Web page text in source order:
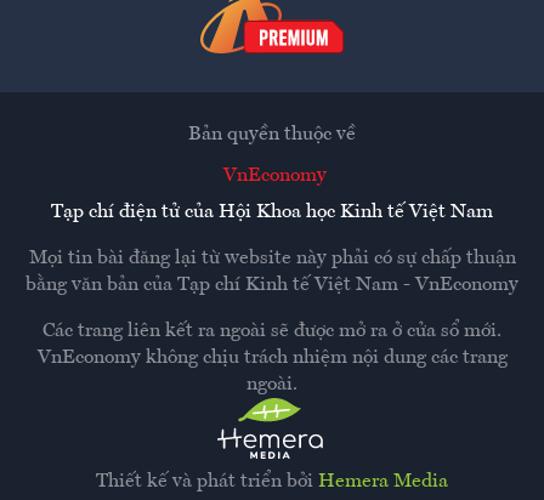
Thiết kế và phát triển bởi Hemera Media
Bản quyền thuộc về
VnEconomy
Tạp chí điện tử của Hội Khoa học Kinh tế Việt Nam
Mọi tin bài đăng lại từ website này phải có sự chấp thuận
bằng văn bản của Tạp chí Kinh tế Việt Nam - VnEconomy
Các trang liên kết ra ngoài sẽ được mở ra ở cửa sổ mới.
VnEconomy không chịu trách nhiệm nội dung các trang
ngoài.